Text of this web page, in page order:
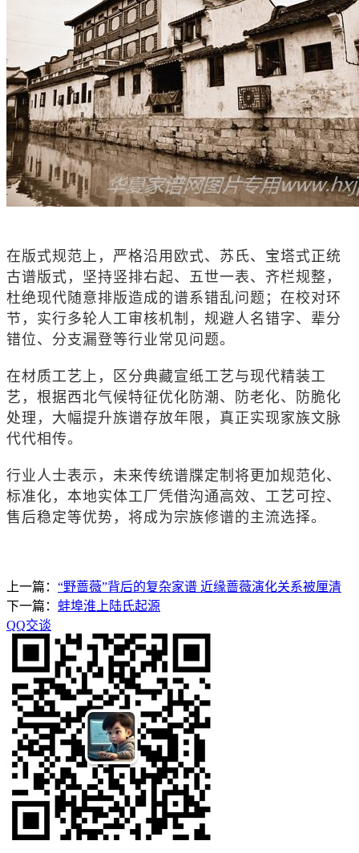
在版式规范上，严格沿用欧式、苏氏、宝塔式正统
古谱版式，坚持竖排右起、五世一表、齐栏规整，
杜绝现代随意排版造成的谱系错乱问题；在校对环
节，实行多轮人工审核机制，规避人名错字、辈分
错位、分支漏登等行业常见问题。
在材质工艺上，区分典藏宣纸工艺与现代精装工
艺，根据西北气候特征优化防潮、防老化、防脆化
处理，大幅提升族谱存放年限，真正实现家族文脉
代代相传。
行业人士表示，未来传统谱牒定制将更加规范化、
标准化，本地实体工厂凭借沟通高效、工艺可控、
售后稳定等优势，将成为宗族修谱的主流选择。
上一篇： “野蔷薇”背后的复杂家谱 近缘蔷薇演化关系被厘清
下一篇： 蚌埠淮上陆氏起源
QQ交谈